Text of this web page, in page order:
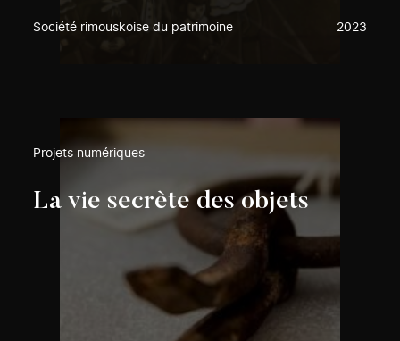
Société rimouskoise du patrimoine 2023
Projets numériques
La vie secrète des objets